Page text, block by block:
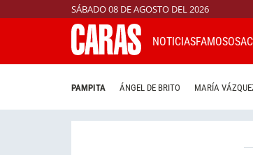
SÁBADO 08 DE AGOSTO DEL 2026
NOTICIASFAMOSOS
PAMPITA ÁNGEL DE BRITO MARÍA